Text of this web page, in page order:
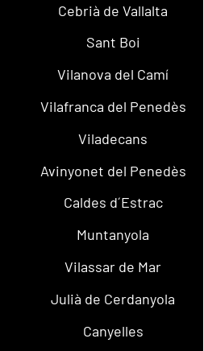
Cebrià de Vallalta
Sant Boi
Vilanova del Camí
Vilafranca del Penedès
Viladecans
Avinyonet del Penedès
Caldes d´Estrac
Muntanyola
Vilassar de Mar
Julià de Cerdanyola
Canyelles